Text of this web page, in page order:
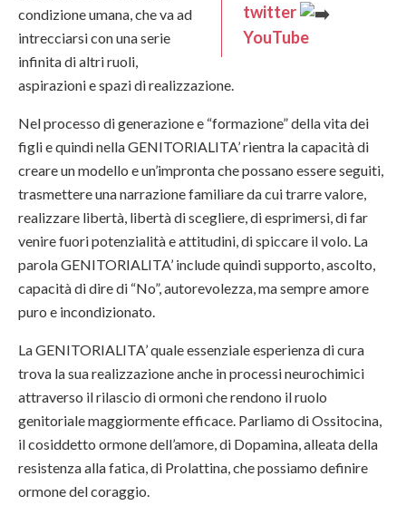
twitter
YouTube
condizione umana, che va ad
intrecciarsi con una serie
infinita di altri ruoli,
aspirazioni e spazi di realizzazione.
Nel processo di generazione e “formazione” della vita dei
figli e quindi nella GENITORIALITA’ rientra la capacità di
creare un modello e un’impronta che possano essere seguiti,
trasmettere una narrazione familiare da cui trarre valore,
realizzare libertà, libertà di scegliere, di esprimersi, di far
venire fuori potenzialità e attitudini, di spiccare il volo. La
parola GENITORIALITA’ include quindi supporto, ascolto,
capacità di dire di “No”, autorevolezza, ma sempre amore
puro e incondizionato.
La GENITORIALITA’ quale essenziale esperienza di cura
trova la sua realizzazione anche in processi neurochimici
attraverso il rilascio di ormoni che rendono il ruolo
genitoriale maggiormente efficace. Parliamo di Ossitocina,
il cosiddetto ormone dell’amore, di Dopamina, alleata della
resistenza alla fatica, di Prolattina, che possiamo definire
ormone del coraggio.